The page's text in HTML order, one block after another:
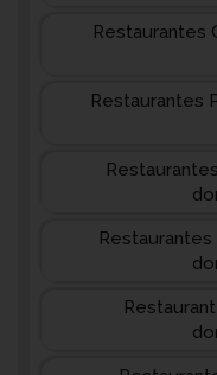
Restaurantes
Restaurantes